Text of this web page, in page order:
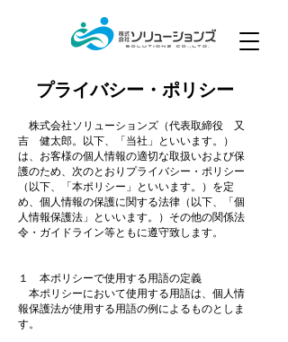
プライバシー・ポリシー
株式会社ソリューションズ（代表取締役 又
吉 健太郎。以下、「当社」といいます。）
は、お客様の個人情報の適切な取扱いおよび保
護のため、次のとおりプライバシー・ポリシー
（以下、「本ポリシー」といいます。）を定
め、個人情報の保護に関する法律（以下、「個
人情報保護法」といいます。）その他の関係法
令・ガイドライン等ともに遵守致します。
１ 本ポリシーで使用する用語の定義
本ポリシーにおいて使用する用語は、個人情
報保護法が使用する用語の例によるものとしま
す。